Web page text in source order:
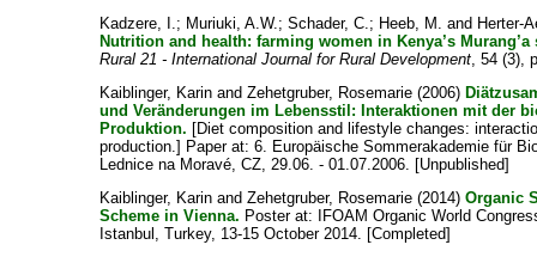
Kadzere, I.; Muriuki, A.W.;Schader, C.; Heeb, M. and Herter-
Nutrition and health: farming women in Kenya’s Murang’a
Rural 21 - International Journal for Rural Development, 54 (3),
Kaiblinger, Karin andZehetgruber, Rosemarie (2006)
und Veränderungen im Lebensstil: Interaktionen mit der
Produktion. [Diet composition and lifestyle changes:
production.] Paper at: 6. Europäische Sommerakademie für
Lednice na Moravé, CZ, 29.06. - 01.07.2006. [Unpublished]
Kaiblinger, Karin andZehetgruber, Rosemarie (2014)Organic
Scheme in Vienna. Poster at: IFOAM Organic World
Istanbul, Turkey, 13-15 October 2014. [Completed]